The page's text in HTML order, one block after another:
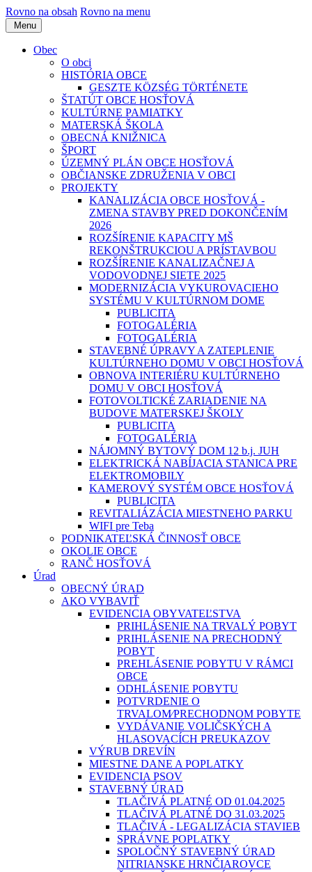
Rovno na obsah Rovno na menu
Menu
Obec
O obci
HISTÓRIA OBCE
GESZTE KÖZSÉG TÖRTÉNETE
ŠTATÚT OBCE HOSŤOVÁ
KULTÚRNE PAMIATKY
MATERSKÁ ŠKOLA
OBECNÁ KNIŽNICA
ŠPORT
ÚZEMNÝ PLÁN OBCE HOSŤOVÁ
OBČIANSKE ZDRUŽENIA V OBCI
PROJEKTY
KANALIZÁCIA OBCE HOSŤOVÁ -
ZMENA STAVBY PRED DOKONČENÍM
2026
ROZŠÍRENIE KAPACITY MŠ
REKONŠTRUKCIOU A PRÍSTAVBOU
ROZŠÍRENIE KANALIZAČNEJ A
VODOVODNEJ SIETE 2025
MODERNIZÁCIA VYKUROVACIEHO
SYSTÉMU V KULTÚRNOM DOME
PUBLICITA
FOTOGALÉRIA
FOTOGALÉRIA
STAVEBNÉ ÚPRAVY A ZATEPLENIE
KULTÚRNEHO DOMU V OBCI HOSŤOVÁ
OBNOVA INTERIÉRU KULTÚRNEHO
DOMU V OBCI HOSŤOVÁ
FOTOVOLTICKÉ ZARIADENIE NA
BUDOVE MATERSKEJ ŠKOLY
PUBLICITA
FOTOGALÉRIA
NÁJOMNÝ BYTOVÝ DOM 12 b.j. JUH
ELEKTRICKÁ NABÍJACIA STANICA PRE
ELEKTROMOBILY
KAMEROVÝ SYSTÉM OBCE HOSŤOVÁ
PUBLICITA
REVITALIÁZÁCIA MIESTNEHO PARKU
WIFI pre Teba
PODNIKATEĽSKÁ ČINNOSŤ OBCE
OKOLIE OBCE
RANČ HOSŤOVÁ
Úrad
OBECNÝ ÚRAD
AKO VYBAVIŤ
EVIDENCIA OBYVATEĽSTVA
PRIHLÁSENIE NA TRVALÝ POBYT
PRIHLÁSENIE NA PRECHODNÝ
POBYT
PREHLÁSENIE POBYTU V RÁMCI
OBCE
ODHLÁSENIE POBYTU
POTVRDENIE O
TRVALOM⁄PRECHODNOM POBYTE
VYDÁVANIE VOLIČSKÝCH A
HLASOVACÍCH PREUKAZOV
VÝRUB DREVÍN
MIESTNE DANE A POPLATKY
EVIDENCIA PSOV
STAVEBNÝ ÚRAD
TLAČIVÁ PLATNÉ OD 01.04.2025
TLAČIVÁ PLATNÉ DO 31.03.2025
TLAČIVÁ - LEGALIZÁCIA STAVIEB
SPRÁVNE POPLATKY
SPOLOČNÝ STAVEBNÝ ÚRAD
NITRIANSKE HRNČIAROVCE